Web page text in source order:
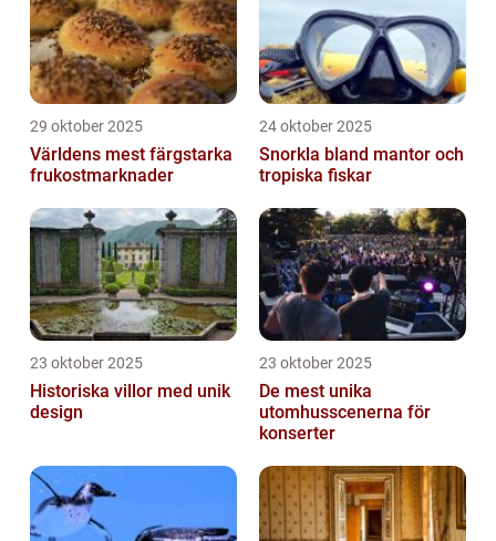
29 oktober 2025
Världens mest färgstarka
frukostmarknader
24 oktober 2025
Snorkla bland mantor och
tropiska fiskar
23 oktober 2025
Historiska villor med unik
design
23 oktober 2025
De mest unika
utomhusscenerna för
konserter